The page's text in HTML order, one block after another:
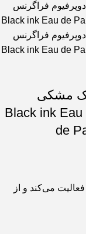
100 میل لالیک مشکی
ادوپرفیوم فراگرنس ورد بلک اینک Black ink Eau
de
می‌کند و از